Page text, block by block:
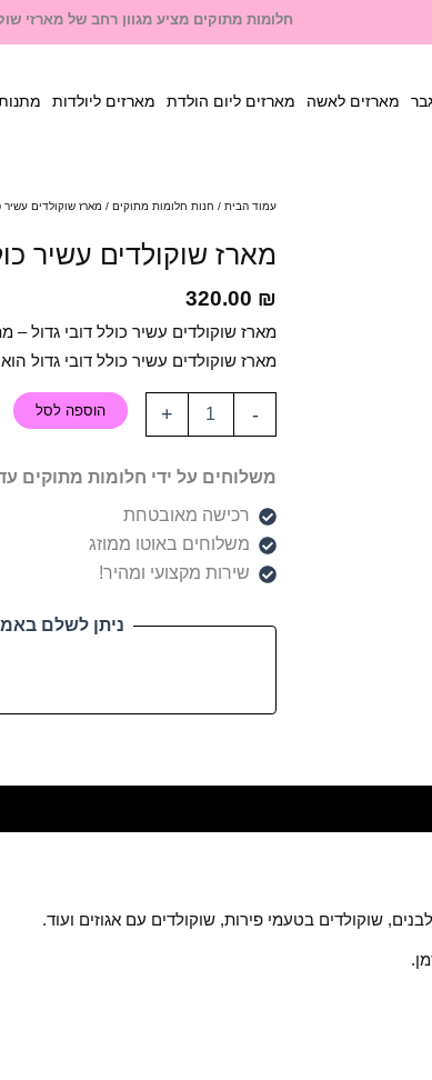
חלומות מתוקים מציע מגוון רחב של מארזי
מארזים לאשה מארזים ליום הולדת מארזים ליולדות
עמוד הבית / חנות חלומות מתוקים / מארז שוקולדים עשיר
מארז שוקולדים עשיר
320.00 ₪
מארז שוקולדים עשיר כולל דובי גדול
מארז שוקולדים עשיר כולל דובי גדול
-
+ הוספה לסל
משלוחים על ידי חלומות מתוקים
רכישה מאובטחת
משלוחים באוטו ממוזג
שירות מקצועי ומהיר!
ניתן לשלם
שוקולדים בטעמי פירות, שוקולדים עם אגוזים ועוד.